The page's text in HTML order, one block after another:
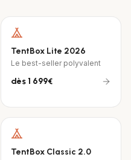
TentBox Lite 2026
Le best-seller polyvalent
dès1 699€
TentBox Classic 2.0